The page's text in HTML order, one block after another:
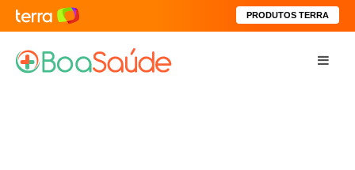
PRODUTOS TERRA